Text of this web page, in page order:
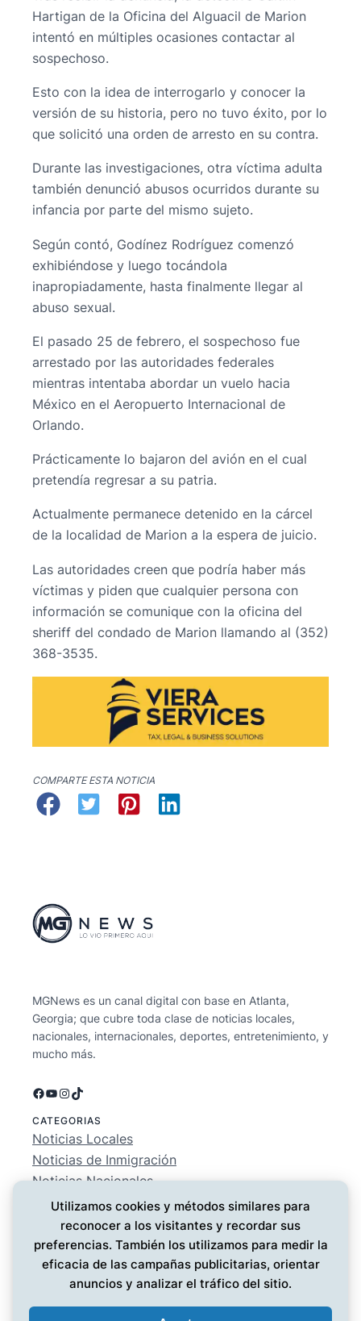
Hartigan de la Oficina del Alguacil de Marion
intentó en múltiples ocasiones contactar al
sospechoso.
Esto con la idea de interrogarlo y conocer la
versión de su historia, pero no tuvo éxito, por lo
que solicitó una orden de arresto en su contra.
Durante las investigaciones, otra víctima adulta
también denunció abusos ocurridos durante su
infancia por parte del mismo sujeto.
Según contó, Godínez Rodríguez comenzó
exhibiéndose y luego tocándola
inapropiadamente, hasta finalmente llegar al
abuso sexual.
El pasado 25 de febrero, el sospechoso fue
arrestado por las autoridades federales
mientras intentaba abordar un vuelo hacia
México en el Aeropuerto Internacional de
Orlando.
Prácticamente lo bajaron del avión en el cual
pretendía regresar a su patria.
Actualmente permanece detenido en la cárcel
de la localidad de Marion a la espera de juicio.
Las autoridades creen que podría haber más
víctimas y piden que cualquier persona con
información se comunique con la oficina del
sheriff del condado de Marion llamando al (352)
368-3535.
COMPARTE ESTA NOTICIA
MGNews es un canal digital con base en Atlanta,
Georgia; que cubre toda clase de noticias locales,
nacionales, internacionales, deportes, entretenimiento, y
mucho más.
Facebook
YouTube
Instagram
TikTok
CATEGORIAS
Noticias Locales
Noticias de Inmigración
Noticias Nacionales
Deportes
Entretenimiento
EMPRESA
Conócenos
Política de Privacidad
Utilizamos cookies y métodos similares para
reconocer a los visitantes y recordar sus
preferencias. También los utilizamos para medir la
eficacia de las campañas publicitarias, orientar
anuncios y analizar el tráfico del sitio.